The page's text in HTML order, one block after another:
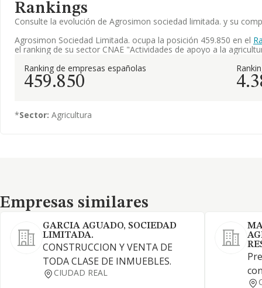
Rankings
Consulte la evolución de Agrosimon sociedad limitada. y su
Agrosimon Sociedad Limitada. ocupa la posición 459.850 en el
el ranking de su sector CNAE "Actividades de apoyo a la
Ranking de empresas españolas
459.850
*Sector: Agricultura
Empresas similares
Empresas similares
GARCIA AGUADO, SOCIEDAD
LIMITADA.
CONSTRUCCION Y VENTA DE
TODA CLASE DE INMUEBLES.
CIUDAD REAL